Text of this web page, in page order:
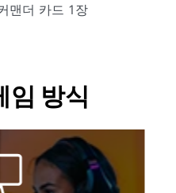
맨더 카드 1장
임 방식